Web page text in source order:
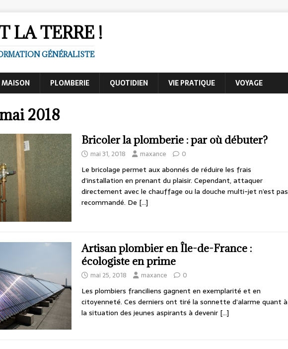
LA TERRE !
GÉNÉRALISTE
MAISON PLOMBERIE QUOTIDIEN VIE PRATIQUE VOYAGE
2018
Bricoler la plomberie : par où débuter?
mai 31, 2018 maxance 0
Le bricolage permet aux abonnés de réduire les frais
d’installation en prenant du plaisir. Cependant, attaquer
directement avec le chauffage ou la douche multi-jet n’est pas
recommandé. De […]
Artisan plombier en Île-de-France :
écologiste en prime
mai 25, 2018 maxance 0
Les plombiers franciliens gagnent en exemplarité et en
citoyenneté. Ces derniers ont tiré la sonnette d’alarme quant à
la situation des jeunes aspirants à devenir […]